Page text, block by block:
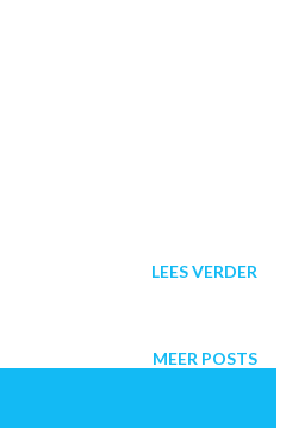
LEES VERDER
MEER POSTS